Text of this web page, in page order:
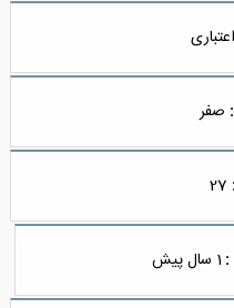
اعتباری
صفر
: 1 سال پیش